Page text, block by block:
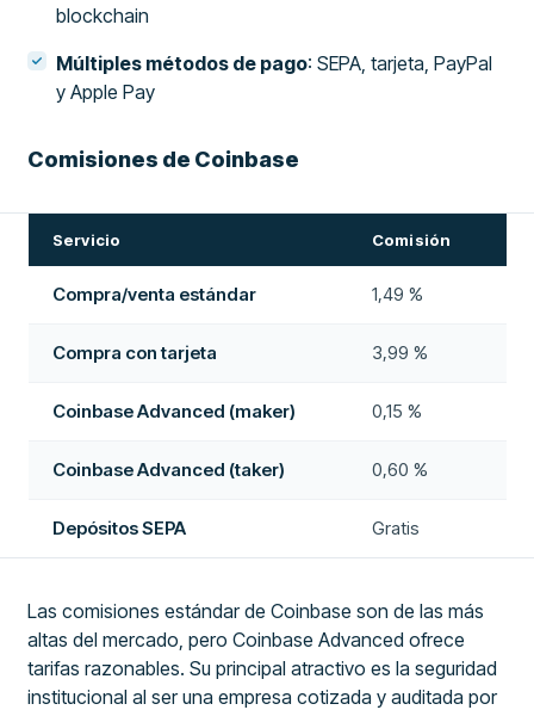
blockchain
Múltiples métodos de pago: SEPA, tarjeta, PayPal
y Apple Pay
Comisiones de Coinbase
Servicio Comisión
Compra/venta estándar 1,49 %
Compra con tarjeta 3,99 %
Coinbase Advanced (maker) 0,15 %
Coinbase Advanced (taker) 0,60 %
Depósitos SEPA Gratis
Las comisiones estándar de Coinbase son de las más
altas del mercado, pero Coinbase Advanced ofrece
tarifas razonables. Su principal atractivo es la seguridad
institucional al ser una empresa cotizada y auditada por